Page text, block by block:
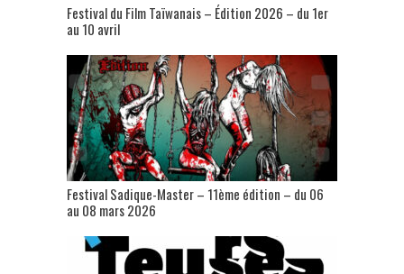
Festival du Film Taïwanais – Édition 2026 – du 1er
au 10 avril
Festival Sadique-Master – 11ème édition – du 06
au 08 mars 2026